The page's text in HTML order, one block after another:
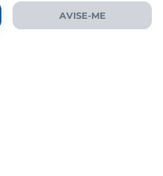
AVISE-ME